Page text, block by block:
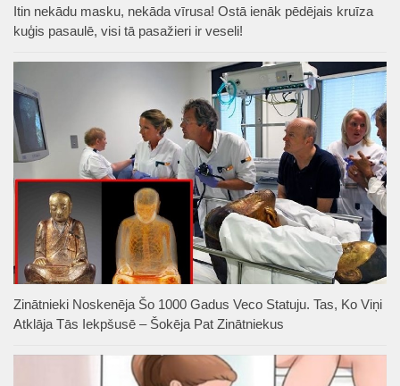
Itin nekādu masku, nekāda vīrusa! Ostā ienāk pēdējais kruīza
kuģis pasaulē, visi tā pasažieri ir veseli!
Zinātnieki Noskenēja Šo 1000 Gadus Veco Statuju. Tas, Ko Viņi
Atklāja Tās Iekpšusē – Šokēja Pat Zinātniekus